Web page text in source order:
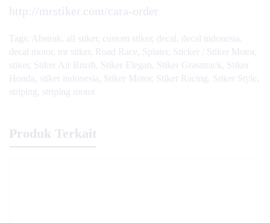
http://mrstiker.com/cara-order
Tags: Abstrak all stiker custom stiker decal decal indonesia
decal motor
mr stiker Road Race Splater Sticker / Stiker Motor
stiker
Stiker Air Brush Stiker Elegan Stiker Grasstrack
Stiker
Honda stiker indonesia Stiker Motor Stiker Racing Stiker Style
striping
striping motor
Produk Terkait